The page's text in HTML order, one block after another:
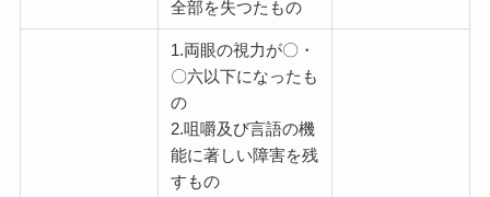
全部を失つたもの
1.両眼の視力が〇・
〇六以下になったも
の
2.咀嚼及び言語の機
能に著しい障害を残
すもの